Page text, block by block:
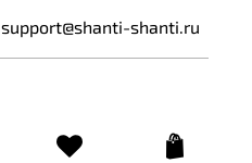
support@shanti-shanti.ru